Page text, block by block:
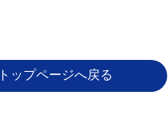
トップページへ戻る